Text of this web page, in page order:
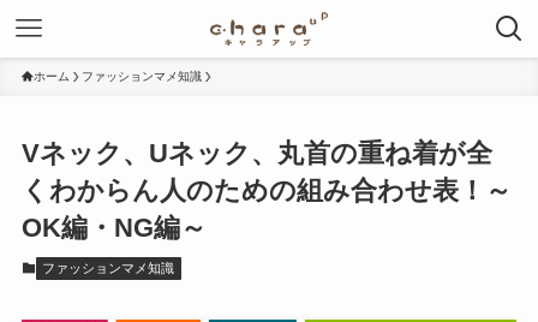
ホーム ファッションマメ知識
Vネック、Uネック、丸首の重ね着が全
くわからん人のための組み合わせ表！～
OK編・NG編～
ファッションマメ知識